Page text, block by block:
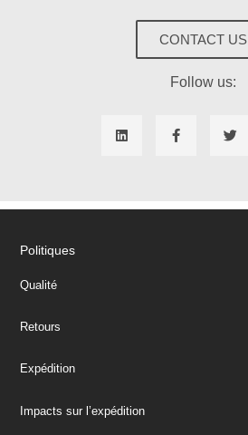
CONTACT US
Follow us:
Politiques
Qualité
Retours
Expédition
Impacts sur l’expédition